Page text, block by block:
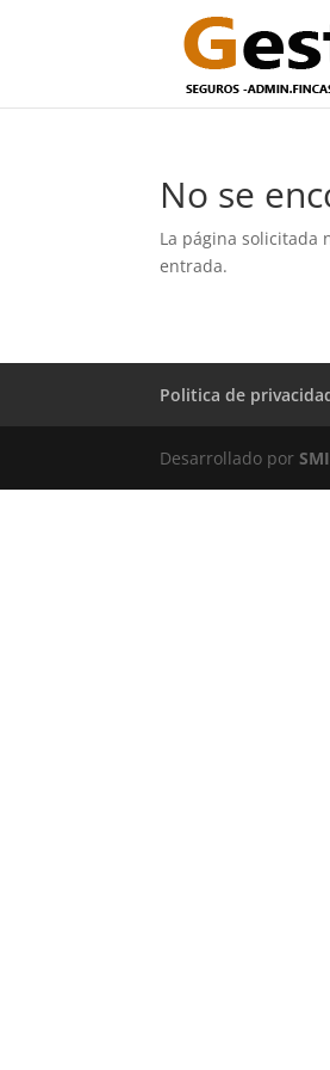
No se
La página solicitada
entrada.
Politica de
Desarrollado porSMI